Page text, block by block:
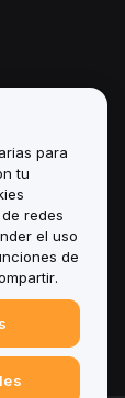
para
tu
redes
el uso
de